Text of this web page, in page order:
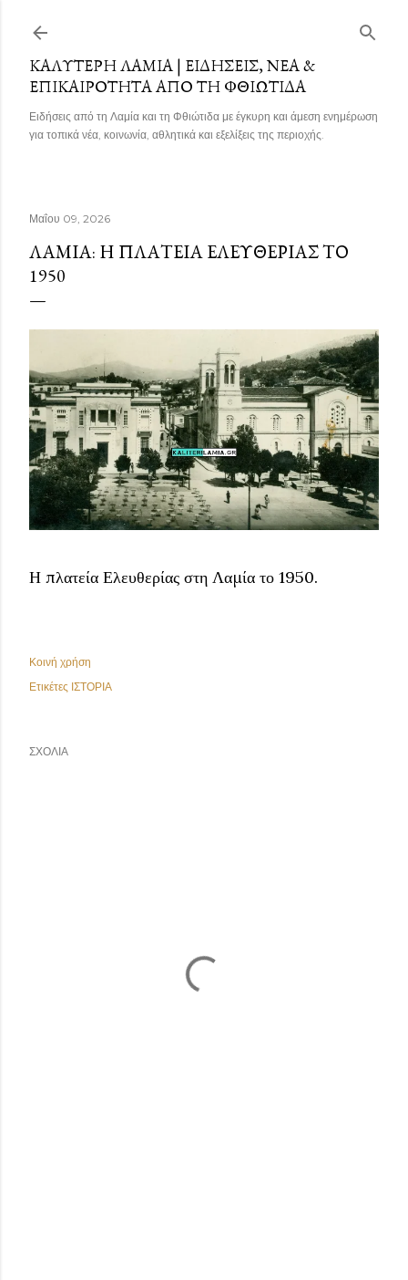
ΚΑΛΎΤΕΡΗ ΛΑΜΊΑ | ΕΙΔΉΣΕΙΣ, ΝΈΑ &
ΕΠΙΚΑΙΡΌΤΗΤΑ ΑΠΌ ΤΗ ΦΘΙΏΤΙΔΑ
Ειδήσεις από τη Λαμία και τη Φθιώτιδα με έγκυρη και άμεση ενημέρωση
για τοπικά νέα, κοινωνία, αθλητικά και εξελίξεις της περιοχής.
Μαΐου 09, 2026
ΛΑΜΊΑ: Η ΠΛΑΤΕΊΑ ΕΛΕΥΘΕΡΊΑΣ ΤΟ
1950
Η πλατεία Ελευθερίας στη Λαμία το 1950.
Κοινή χρήση
Ετικέτες ΙΣΤΟΡΙΑ
ΣΧΌΛΙΑ